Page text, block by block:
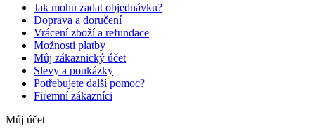
Jak mohu zadat objednávku?
Doprava a doručení
Vrácení zboží a refundace
Možnosti platby
Můj zákaznický účet
Slevy a poukázky
Potřebujete další pomoc?
Firemní zákazníci
Můj účet